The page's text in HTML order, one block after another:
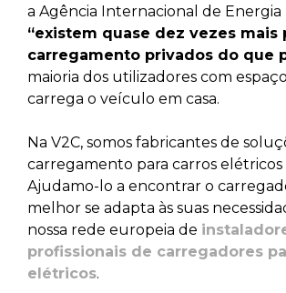
a Agência Internacional de Energia
“existem quase dez vezes mais
carregamento privados do que
maioria dos utilizadores com
carrega o veículo em casa.
Na V2C, somos fabricantes de
carregamento para carros elétricos
Ajudamo-lo a encontrar o
melhor se adapta às suas
nossa rede europeia de
profissionais de carregadores
elétricos.